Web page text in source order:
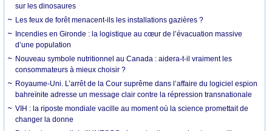
sur les dinosaures
Les feux de forêt menacent-ils les installations gazières ?
Incendies en Gironde : la logistique au cœur de l’évacuation massive
d’une population
Nouveau symbole nutritionnel au Canada : aidera-t-il vraiment les
consommateurs à mieux choisir ?
Royaume-Uni. L’arrêt de la Cour suprême dans l’affaire du logiciel espion
bahreïnite adresse un message clair contre la répression transnationale
VIH : la riposte mondiale vacille au moment où la science promettait de
changer la donne